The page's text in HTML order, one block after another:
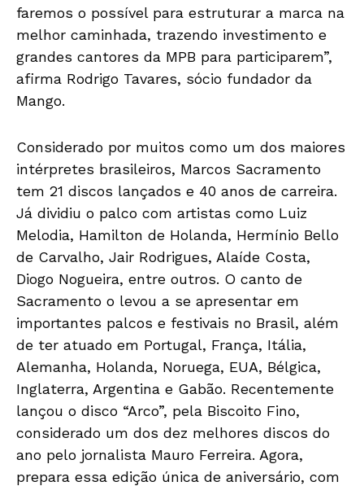
faremos o possível para estruturar a marca na
melhor caminhada, trazendo investimento e
grandes cantores da MPB para participarem”,
afirma Rodrigo Tavares, sócio fundador da
Mango.
Considerado por muitos como um dos maiores
intérpretes brasileiros, Marcos Sacramento
tem 21 discos lançados e 40 anos de carreira.
Já dividiu o palco com artistas como Luiz
Melodia, Hamilton de Holanda, Hermínio Bello
de Carvalho, Jair Rodrigues, Alaíde Costa,
Diogo Nogueira, entre outros. O canto de
Sacramento o levou a se apresentar em
importantes palcos e festivais no Brasil, além
de ter atuado em Portugal, França, Itália,
Alemanha, Holanda, Noruega, EUA, Bélgica,
Inglaterra, Argentina e Gabão. Recentemente
lançou o disco “Arco”, pela Biscoito Fino,
considerado um dos dez melhores discos do
ano pelo jornalista Mauro Ferreira. Agora,
prepara essa edição única de aniversário, com